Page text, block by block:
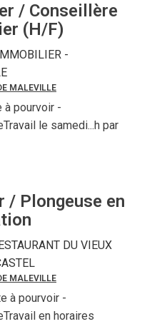
/ Conseillère
(H/F)
-
MALEVILLE
à pourvoir -
le samedi...h par
/ Plongeuse en
DU VIEUX
MALEVILLE
à pourvoir -
en horaires